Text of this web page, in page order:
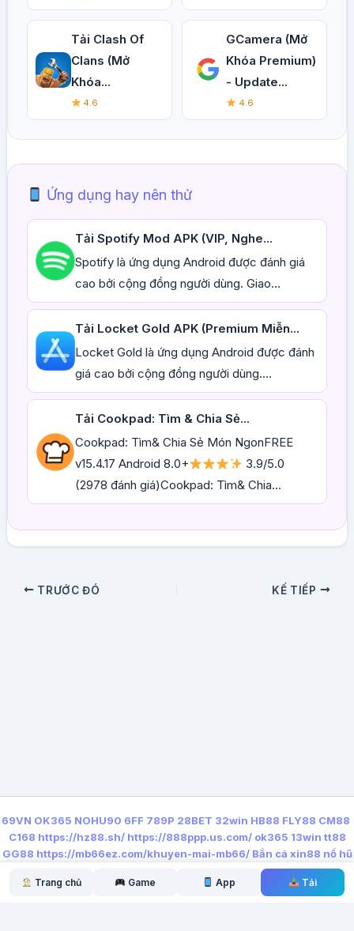
Tải Clash Of
Clans (Mở
Khóa...
4.6
GCamera (Mở
Khóa Premium)
- Update...
4.6
Ứng dụng hay nên thử
Tải Spotify Mod APK (VIP, Nghe...
Spotify là ứng dụng Android được đánh giá
cao bởi cộng đồng người dùng. Giao...
Tải Locket Gold APK (Premium Miễn...
Locket Gold là ứng dụng Android được đánh
giá cao bởi cộng đồng người dùng....
Tải Cookpad: Tìm & Chia Sẻ...
Cookpad: Tìm& Chia Sẻ Món NgonFREE
v15.4.17 Android 8.0+
3.9/5.0
(2978 đánh giá)Cookpad: Tìm& Chia...
TRƯỚC ĐÓ KẾ TIẾP
69VN OK365 NOHU90 6FF 789P 28BET 32win HB88 FLY88 CM88
C168 https://hz88.sh/ https://888ppp.us.com/ ok365 13win tt88
GG88 https://mb66ez.com/khuyen-mai-mb66/ Bắn cá xin88 nổ hũ
Trang chủ Game App Tải